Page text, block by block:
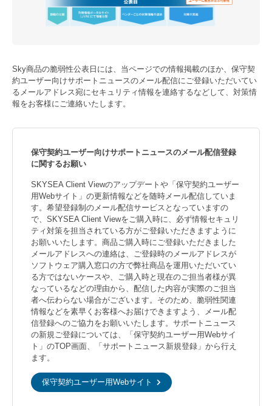
Sky商品の脆弱性公表日には、当ページでの情報掲載のほか、保守契
約ユーザー向けサポートニュースのメール配信にご登録いただいてい
るメールアドレス宛にセキュリティ情報を連絡するなどして、対策情
報をお客様にご連絡いたします。
保守契約ユーザー向けサポートニュースのメール配信登録
に関するお願い
SKYSEA Client Viewのアップデートや「保守契約ユーザー
用Webサイト」の更新情報などを随時メール配信していま
す。希望登録制のメール配信サービスとなっていますの
で、SKYSEA Client Viewをご購入時に、必ず情報セキュリ
ティ対策を担当されている方がご登録いただきますように
お願いいたします。商品ご購入時にご登録いただきました
メールアドレスへの連絡は、ご登録時のメールアドレスが
ソフトウェア購入窓口の方で弊社商品を運用いただいてい
る方ではないケースや、ご購入時と現在のご担当者様が異
なっているなどの理由から、配信した内容が実際のご担当
者へ伝わらない場合がございます。そのため、脆弱性関連
情報などを素早くお客様へお届けできますよう、メール配
信登録へのご協力をお願いいたします。サポートニュース
の新規ご登録については、「保守契約ユーザー用Webサイ
ト」のTOP画面、「サポートニュース新規登録」から行え
ます。
保守契約ユーザー用Webサイト